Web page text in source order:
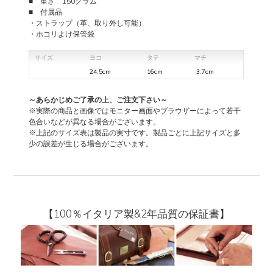
■ 付属品
・ストラップ（革、取り外し可能）
・ホコリよけ保管袋
サイズ: ヨコ タテ
マチ
24.5cm
16cm 3.7cm
～あらかじめご了承の上、ご注文下さい～
※実際の商品と画像ではモニター画面やブラウザーによって若干
色合いなどが異なる場合がございます。
※上記のサイズ表は製品の実寸です。製品ごとに上記サイズと多
少の誤差が生じる場合がございます。
【100％イタリア製&2年品質の保証書】